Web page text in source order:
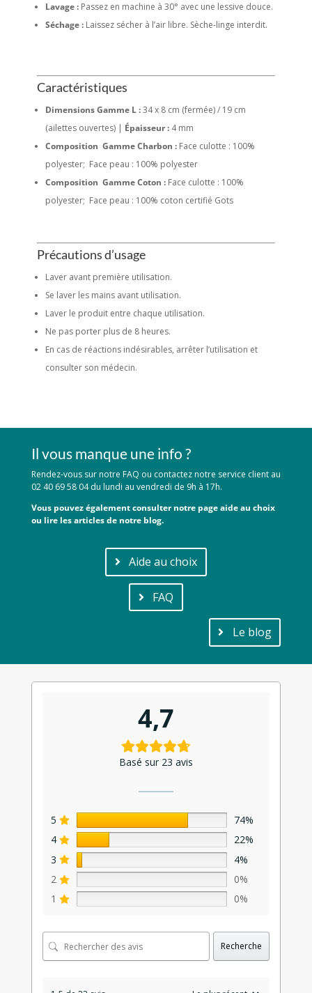
Lavage :Passez en machine à 30° avec une lessive douce.
Séchage :Laissez sécher à l’air libre. Sèche-linge interdit.
Caractéristiques
Dimensions Gamme L :34 x 8 cm (fermée) / 19 cm
(ailettes ouvertes) | Épaisseur :4 mm
Composition Gamme Charbon : Face culotte : 100%
polyester; Face peau : 100% polyester
Composition Gamme Coton : Face culotte : 100%
polyester; Face peau : 100% coton certifié Gots
Précautions d’usage
Laver avant première utilisation.
Se laver les mains avant utilisation.
Laver le produit entre chaque utilisation.
Ne pas porter plus de 8 heures.
En cas de réactions indésirables, arrêter l’utilisation et
consulter son médecin.
Il vous manque une info ?
Rendez-vous sur notre FAQ ou contactez notre service client au
02 40 69 58 04 du lundi au vendredi de 9h à 17h.
Vous pouvez également consulter notre page aide au choix
ou lire les articles de notre blog.
Aide au choix
FAQ
Le blog
4,7
Basé sur 23 avis
5
74%
4
22%
3
4%
2
0%
1
0%
Recherche